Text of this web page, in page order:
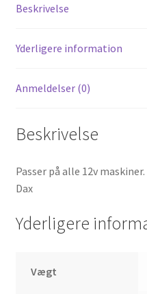
Beskrivelse
Yderligere information
Anmeldelser (0)
Beskrivelse
Passer på alle 12v
Dax
Yderligere
Vægt